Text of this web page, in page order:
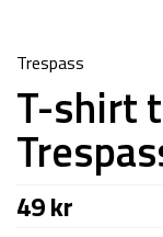
Trespass
T-shirt
49kr